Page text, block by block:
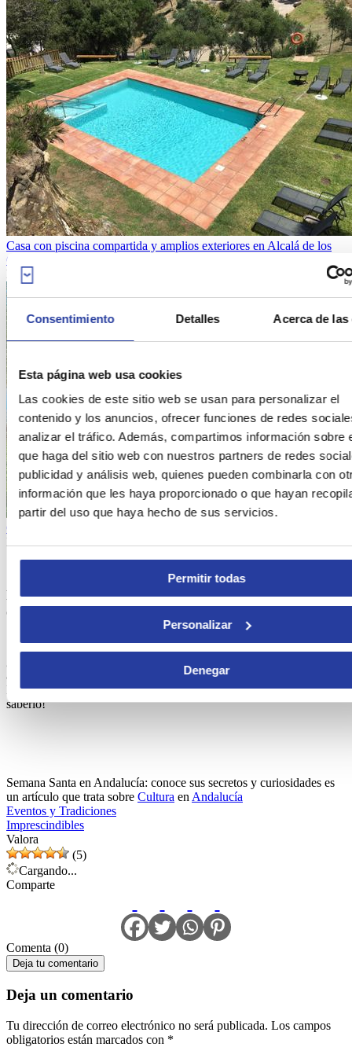
Consentimiento Detalles Acerca de las
Esta página web usa cookies
Las cookies de este sitio web se usan para personalizar el
contenido y los anuncios, ofrecer funciones de redes
analizar el tráfico. Además, compartimos información sobre
que haga del sitio web con nuestros partners de redes
publicidad y análisis web, quienes pueden combinarla con
información que les haya proporcionado o que hayan
partir del uso que haya hecho de sus servicios.
Permitir todas
Personalizar
Denegar
Casa con piscina compartida y amplios exteriores en Alcalá de los
Gazules
Desde
Casa cerca del mar con jardín en Arenas
Desde
La Semana Santa en Andalucía es espectacular, ¡y
esperamos que la disfrutes como los propios andaluces!
adentrarte y saber más acerca de este evento? ¿Cómo planeas pasar
la Semana Santa en Andalucía? Déjanos un comentario, ¡queremos
saberlo!
Semana Santa en Andalucía: conoce sus secretos y curiosidades es
un artículo que trata sobre Cultura en Andalucía
Eventos y Tradiciones
Imprescindibles
Valora
(5)
Cargando...
Comparte
Comenta (0)
Deja tu comentario
Deja un comentario
Tu dirección de correo electrónico no será publicada. Los campos
obligatorios están marcados con *